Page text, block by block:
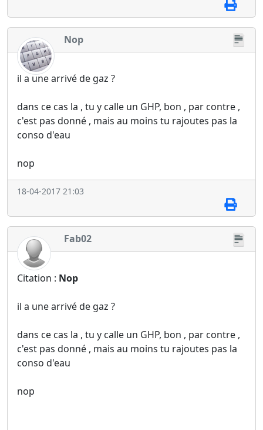
Nop
il a une arrivé de gaz ?
dans ce cas la , tu y calle un GHP, bon , par contre ,
c'est pas donné , mais au moins tu rajoutes pas la
conso d'eau
nop
18-04-2017 21:03
Fab02
Citation : Nop
il a une arrivé de gaz ?
dans ce cas la , tu y calle un GHP, bon , par contre ,
c'est pas donné , mais au moins tu rajoutes pas la
conso d'eau
nop